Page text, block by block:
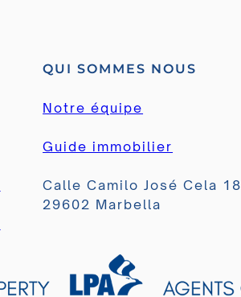
QUI SOMMES NOUS
Notre équipe
Guide immobilier
Calle Camilo José Cela 18
29602 Marbella